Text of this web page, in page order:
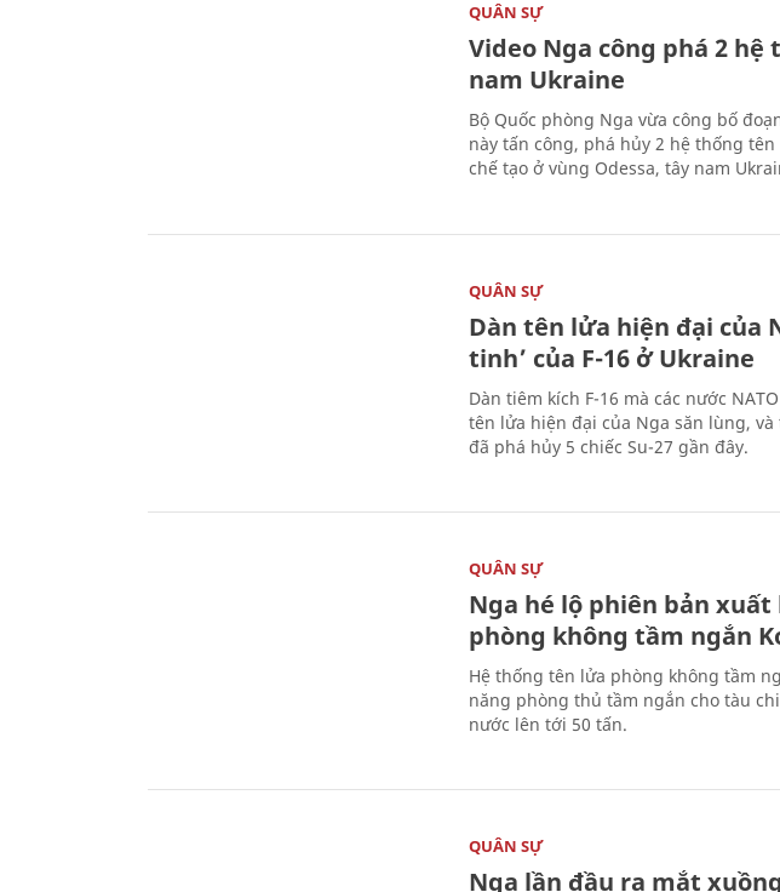
QUÂN SỰ
Video Nga công phá 2
nam Ukraine
Bộ Quốc phòng Nga vừa công bố
này tấn công, phá hủy 2 hệ thống
chế tạo ở vùng Odessa, tây nam
QUÂN SỰ
Dàn tên lửa hiện đại của
tinh’ của F-16 ở Ukraine
Dàn tiêm kích F-16 mà các nước
tên lửa hiện đại của Nga săn lùng,
đã phá hủy 5 chiếc Su-27 gần đây.
QUÂN SỰ
Nga hé lộ phiên bản
phòng không tầm ngắn
Hệ thống tên lửa phòng không tầm
năng phòng thủ tầm ngắn cho tàu
nước lên tới 50 tấn.
QUÂN SỰ
Nga lần đầu ra mắt